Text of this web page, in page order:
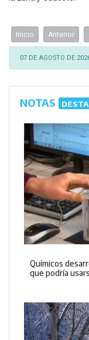
Inicio Anterior
07 DE AGOSTO DE
NOTAS
Químicos
que podría